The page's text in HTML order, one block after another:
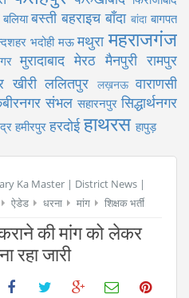
बलिया बस्ती बहराइच बाँदा बांदा बागपत
भदोही मऊ मथुरा महराजगंज
मुरादाबाद मेरठ मैनपुरी रामपुर
खीरी ललितपुर लख़नऊ वाराणसी
संभल सहारनपुर सिद्धार्थनगर
हमीरपुर हरदोई हाथरस हापुड़
Ka Master | District News |
ऐडेड धरना मांग शिक्षक भर्ती
की मांग को लेकर
रहा जारी